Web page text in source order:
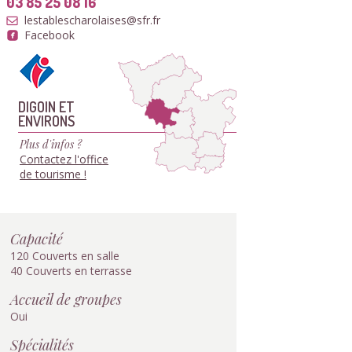
lestablescharolaises@sfr.fr
Facebook
DIGOIN ET
ENVIRONS
Plus d'infos ?
Contactez l'office
de tourisme !
Capacité
120 Couverts en salle
40 Couverts en terrasse
Accueil de groupes
Oui
Spécialités